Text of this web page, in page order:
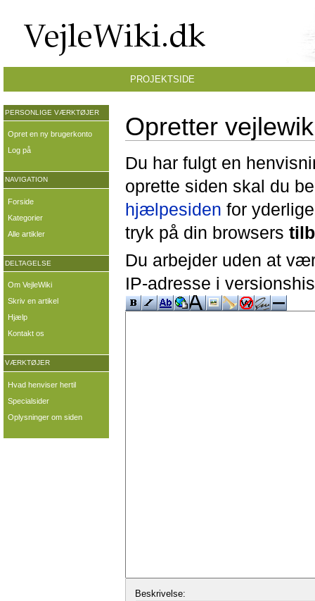
Opretter
Du har fulgt en
oprette siden skal du
hjælpesiden for
tryk på din browsers
Du arbejder uden at
IP-adresse i
Beskrivelse:
PROJEKTSIDE
PERSONLIGE VÆRKTØJER
Opret en ny brugerkonto
Log på
NAVIGATION
Forside
Kategorier
Alle artikler
DELTAGELSE
Om VejleWiki
Skriv en artikel
Hjælp
Kontakt os
VÆRKTØJER
Hvad henviser hertil
Specialsider
Oplysninger om siden